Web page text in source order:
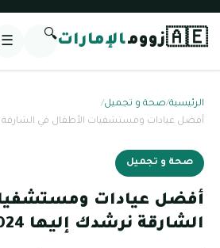
🇦🇪زوومالإمارات🔍
☰
الرئيسية/صحة و تجميل/
أفضل عيادات ومستشفيات الأطفال في الشارقة
صحة و تجميل
أفضل عيادات
الشارقة نرشدك إليها 2024